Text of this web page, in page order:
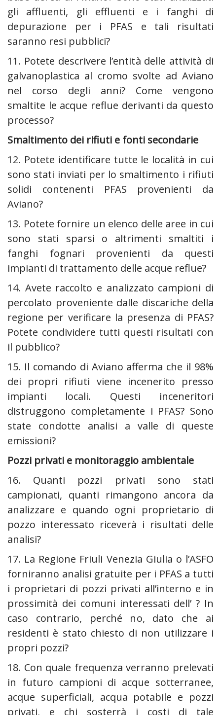
gli affluenti, gli effluenti e i fanghi di
depurazione per i PFAS e tali risultati
saranno resi pubblici?
11. Potete descrivere l’entità delle attività di
galvanoplastica al cromo svolte ad Aviano
nel corso degli anni? Come vengono
smaltite le acque reflue derivanti da questo
processo?
Smaltimento dei rifiuti e fonti secondarie
12. Potete identificare tutte le località in cui
sono stati inviati per lo smaltimento i rifiuti
solidi contenenti PFAS provenienti da
Aviano?
13. Potete fornire un elenco delle aree in cui
sono stati sparsi o altrimenti smaltiti i
fanghi fognari provenienti da questi
impianti di trattamento delle acque reflue?
14. Avete raccolto e analizzato campioni di
percolato proveniente dalle discariche della
regione per verificare la presenza di PFAS?
Potete condividere tutti questi risultati con
il pubblico?
15. Il comando di Aviano afferma che il 98%
dei propri rifiuti viene incenerito presso
impianti locali. Questi inceneritori
distruggono completamente i PFAS? Sono
state condotte analisi a valle di queste
emissioni?
Pozzi privati e monitoraggio ambientale ‍
16. Quanti pozzi privati sono stati
campionati, quanti rimangono ancora da
analizzare e quando ogni proprietario di
pozzo interessato riceverà i risultati delle
analisi? ‍
17. La Regione Friuli Venezia Giulia o l’ASFO
forniranno analisi gratuite per i PFAS a tutti
i proprietari di pozzi privati all’interno e in
prossimità dei comuni interessati dell’ ? In
caso contrario, perché no, dato che ai
residenti è stato chiesto di non utilizzare i
propri pozzi?
18. Con quale frequenza verranno prelevati
in futuro campioni di acque sotterranee,
acque superficiali, acqua potabile e pozzi
privati, e chi sosterrà i costi di tale